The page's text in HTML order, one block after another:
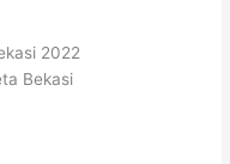
Bekasi